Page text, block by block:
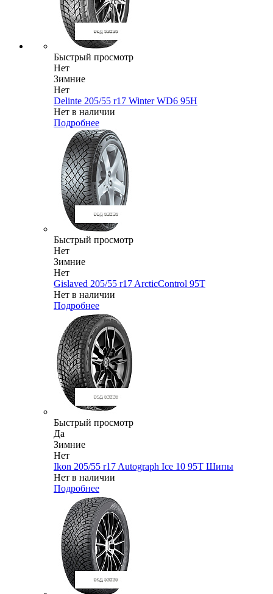
Быстрый просмотр
Нет
Зимние
Нет
Delinte 205/55 r17 Winter WD6 95H
Нет в наличии
Подробнее
Быстрый просмотр
Нет
Зимние
Нет
Gislaved 205/55 r17 ArcticControl 95T
Нет в наличии
Подробнее
Быстрый просмотр
Да
Зимние
Нет
Ikon 205/55 r17 Autograph Ice 10 95T Шипы
Нет в наличии
Подробнее